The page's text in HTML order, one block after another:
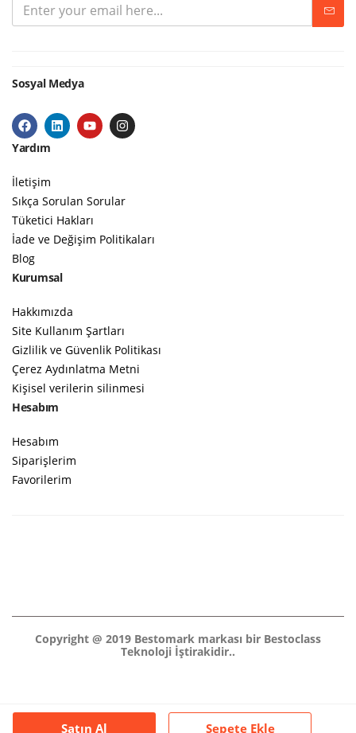
Satın Al Sepete Ekle
Sosyal Medya
Yardım
İletişim
Sıkça Sorulan Sorular
Tüketici Hakları
İade ve Değişim Politikaları
Blog
Kurumsal
Hakkımızda
Site Kullanım Şartları
Gizlilik ve Güvenlik Politikası
Çerez Aydınlatma Metni
Kişisel verilerin silinmesi
Hesabım
Hesabım
Siparişlerim
Favorilerim
Copyright @ 2019 Bestomark markası bir Bestoclass
Teknoloji İştirakidir..